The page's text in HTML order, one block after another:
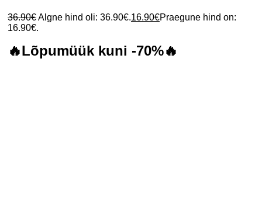
36.90€Algne hind oli: 36.90€.16.90€Praegune hind on:
16.90€.
🔥Lõpumüük kuni -70%🔥